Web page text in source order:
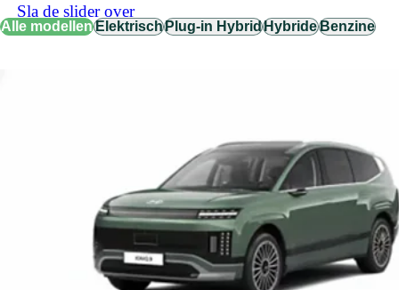
Alle modellenElektrischPlug-in HybridHybrideBenzine
Sla de slider over